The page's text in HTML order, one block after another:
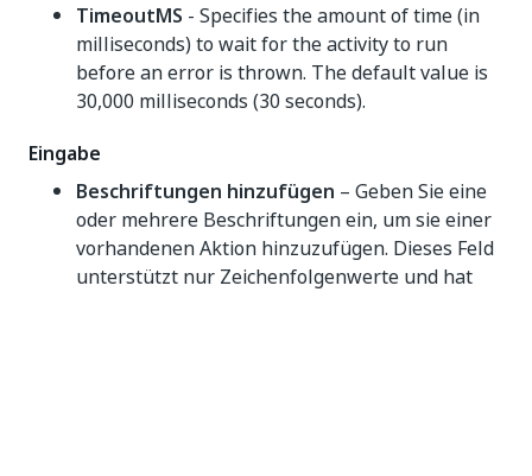
TimeoutMS - Specifies the amount of time (in
milliseconds) to wait for the activity to run
before an error is thrown. The default value is
30,000 milliseconds (30 seconds).
Eingabe
Beschriftungen hinzufügen – Geben Sie eine
oder mehrere Beschriftungen ein, um sie einer
vorhandenen Aktion hinzuzufügen. Dieses Feld
unterstützt nur Zeichenfolgenwerte und hat